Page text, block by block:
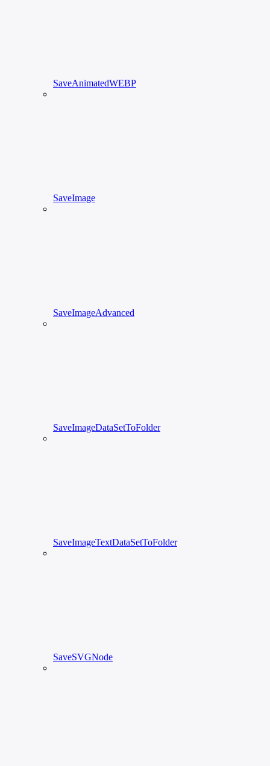
SaveAnimatedWEBP
SaveImage
SaveImageAdvanced
SaveImageDataSetToFolder
SaveImageTextDataSetToFolder
SaveSVGNode